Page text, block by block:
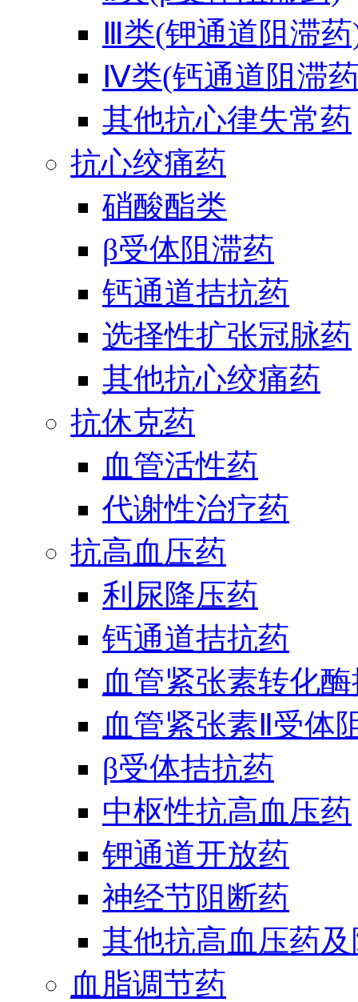
Ⅲ类(钾通道阻滞
Ⅳ类(钙通道阻滞
其他抗心律失常药
抗心绞痛药
硝酸酯类
β受体阻滞药
钙通道拮抗药
选择性扩张冠脉药
其他抗心绞痛药
抗休克药
血管活性药
代谢性治疗药
抗高血压药
利尿降压药
钙通道拮抗药
血管紧张素转化
血管紧张素Ⅱ受体
β受体拮抗药
中枢性抗高血压药
钾通道开放药
神经节阻断药
其他抗高血压药
血脂调节药